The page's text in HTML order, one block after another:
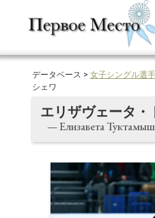
データベース > 女子シングル選手
シェワ
エリザヴェータ・
— Елизавета